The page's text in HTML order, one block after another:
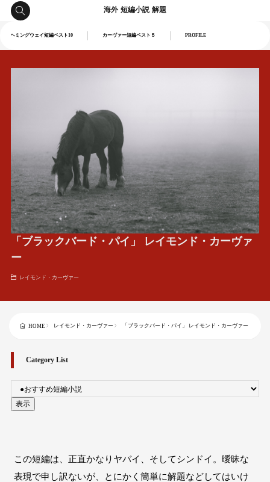
海外 短編小説 解題
ヘミングウェイ短編ベスト10 カーヴァー短編ベスト５ PROFILE
「ブラックバード・パイ」 レイモンド・カーヴァ
ー
レイモンド・カーヴァー
HOME レイモンド・カーヴァー 「ブラックバード・パイ」 レイモンド・カーヴァー
Category List
この短編は、正直かなりヤバイ、そしてシンドイ。曖昧な
表現で申し訳ないが、とにかく簡単に解題などしてはいけ